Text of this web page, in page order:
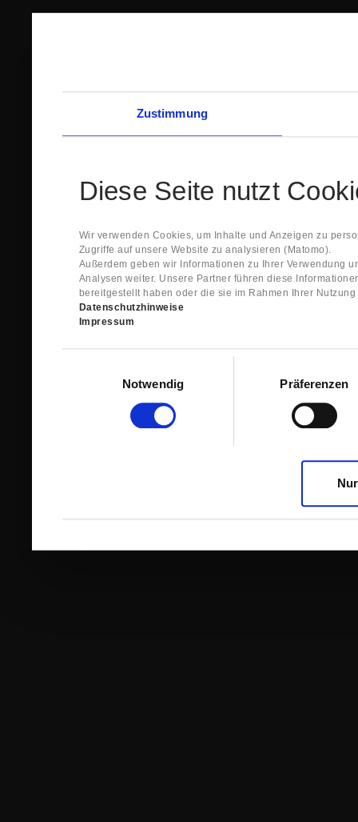
Zustimmung
Diese Seite nutzt
Wir verwenden Cookies, um Inhalte und Anzeigen zu
Zugriffe auf unsere Website zu analysieren (Matomo).
Außerdem geben wir Informationen zu Ihrer Verwendung
Analysen weiter. Unsere Partner führen diese
bereitgestellt haben oder die sie im Rahmen Ihrer
Datenschutzhinweise
Impressum
Notwendig
Präferenzen